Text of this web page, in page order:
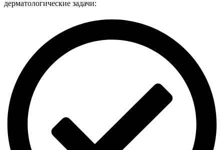
дерматологические задачи: